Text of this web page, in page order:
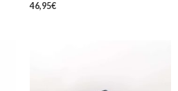
46,95€